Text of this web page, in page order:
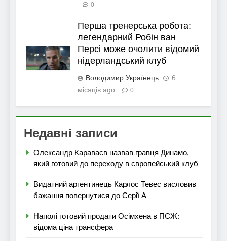
0
Перша тренерська робота:
легендарний Робін ван
Персі може очолити відомий
нідерландський клуб
Володимир Українець
6
місяців ago
0
Недавні записи
Олександр Караваєв назвав гравця Динамо,
який готовий до переходу в європейський клуб
Видатний аргентинець Карлос Тевес висловив
бажання повернутися до Серії А
Наполі готовий продати Осімхена в ПСЖ:
відома ціна трансфера